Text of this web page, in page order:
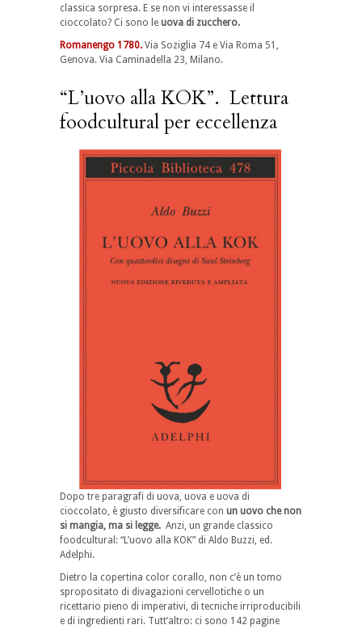
classica sorpresa. E se non vi interessasse il
cioccolato? Ci sono le uova di zucchero.
Romanengo 1780. Via Soziglia 74 e Via Roma 51,
Genova. Via Caminadella 23, Milano.
“L’uovo alla KOK”. Lettura
foodcultural per eccellenza
Dopo tre paragrafi di uova, uova e uova di
cioccolato, è giusto diversificare con un uovo che non
si mangia, ma si legge. Anzi, un grande classico
foodcultural: “L’uovo alla KOK” di Aldo Buzzi, ed.
Adelphi.
Dietro la copertina color corallo, non c’è un tomo
spropositato di divagazioni cervellotiche o un
ricettario pieno di imperativi, di tecniche irriproducibili
e di ingredienti rari. Tutt’altro: ci sono 142 pagine